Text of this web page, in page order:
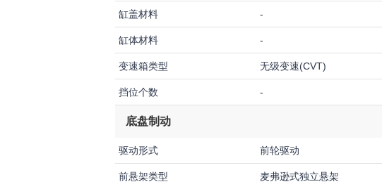
缸盖材料 -
缸体材料 -
变速箱类型 无级变速(CVT)
挡位个数 -
底盘制动
驱动形式 前轮驱动
前悬架类型 麦弗逊式独立悬架